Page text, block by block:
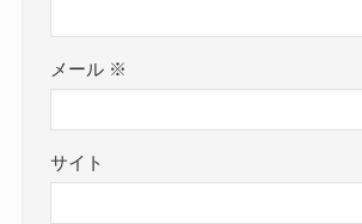
メール ※
サイト